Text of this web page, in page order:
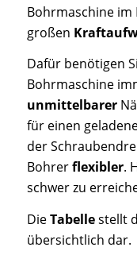
Bohrmaschine
großen
Dafür benötigen
Bohrmaschine
unmittelbarer
für einen
der
Bohrerflexibler.
schwer zu
DieTabellestellt
übersichtlich dar.